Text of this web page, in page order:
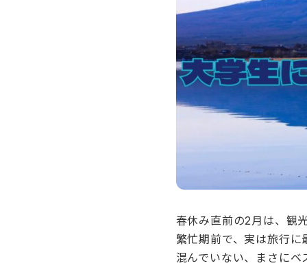
春休み直前の2月は、観
繁忙期前で、実は旅行
混んでいない、まさに